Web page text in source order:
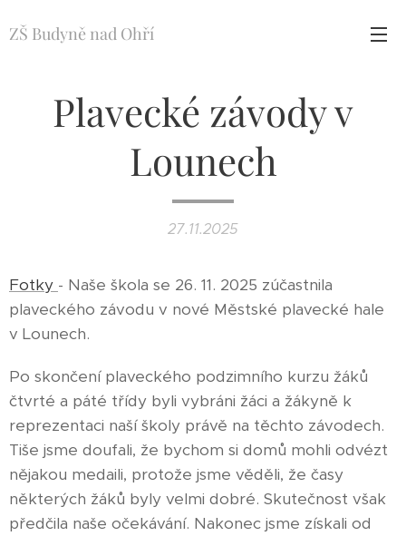
ZŠ Budyně nad Ohří
Plavecké závody v
Lounech
27.11.2025
Fotky - Naše škola se 26. 11. 2025 zúčastnila
plaveckého závodu v nové Městské plavecké hale
v Lounech.
Po skončení plaveckého podzimního kurzu žáků
čtvrté a páté třídy byli vybráni žáci a žákyně k
reprezentaci naší školy právě na těchto závodech.
Tiše jsme doufali, že bychom si domů mohli odvézt
nějakou medaili, protože jsme věděli, že časy
některých žáků byly velmi dobré. Skutečnost však
předčila naše očekávání. Nakonec jsme získali od